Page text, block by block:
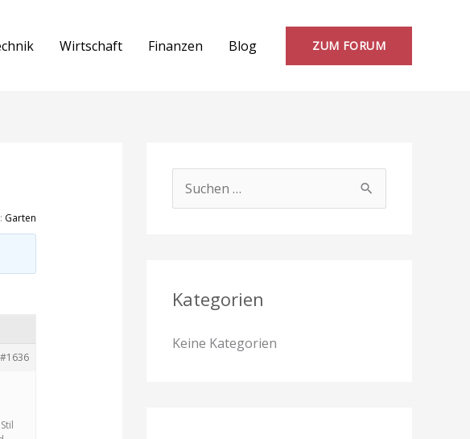
Wirtschaft Finanzen Blog ZUM FORUM
Garten
#1636
e
n
Kategorien
Keine Kategorien